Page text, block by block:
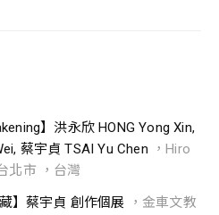
】洪永欣 HONG Yong Xin,
蔡宇貞 TSAI Yu Chen ，Hiro
北市 ，台灣
】蔡宇貞 創作個展 ，金車文教